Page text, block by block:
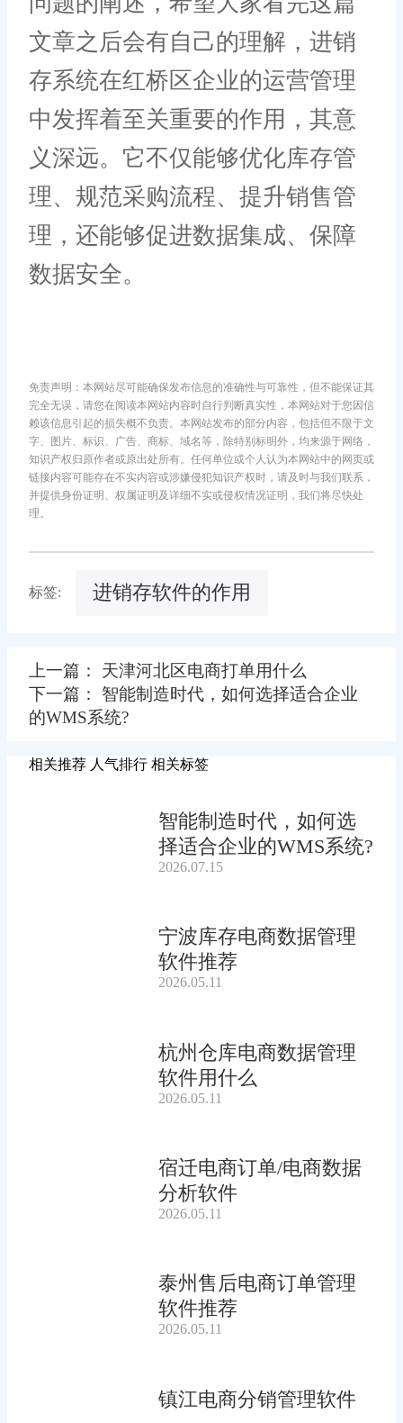
文章之后会有自己的理解，进销
存系统在红桥区企业的运营管理
中发挥着至关重要的作用，其意
义深远。它不仅能够优化库存管
理、规范采购流程、提升销售管
理，还能够促进数据集成、保障
数据安全。
免责声明：本网站尽可能确保发布信息的准确性与可靠性，但不能保证其
完全无误，请您在阅读本网站内容时自行判断真实性，本网站对于您因信
赖该信息引起的损失概不负责。本网站发布的部分内容，包括但不限于文
字、图片、标识、广告、商标、域名等，除特别标明外，均来源于网络，
知识产权归原作者或原出处所有。任何单位或个人认为本网站中的网页或
链接内容可能存在不实内容或涉嫌侵犯知识产权时，请及时与我们联系，
并提供身份证明、权属证明及详细不实或侵权情况证明，我们将尽快处
理。
标签: 进销存软件的作用
上一篇： 天津河北区电商打单用什么
下一篇： 智能制造时代，如何选择适合企业
的WMS系统?
相关推荐 人气排行 相关标签
智能制造时代，如何选
择适合企业的WMS系统?
2026.07.15
宁波库存电商数据管理
软件推荐
2026.05.11
杭州仓库电商数据管理
软件用什么
2026.05.11
宿迁电商订单/电商数据
分析软件
2026.05.11
泰州售后电商订单管理
软件推荐
2026.05.11
镇江电商分销管理软件